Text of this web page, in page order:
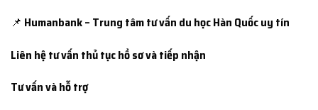
📌 Humanbank – Trung tâm tư vấn du học Hàn Quốc uy tín
Liên hệ tư vấn thủ tục hồ sơ và tiếp nhận
Tư vấn và hỗ trợ